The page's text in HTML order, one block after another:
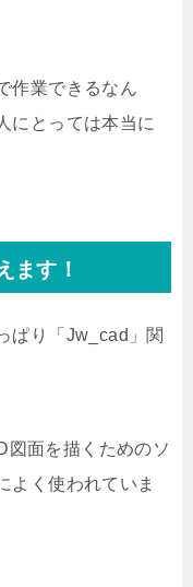
作業できるなん
にとっては本当に
ます！
ぱり「Jw_cad」関
図面を描くためのソ
よく使われていま